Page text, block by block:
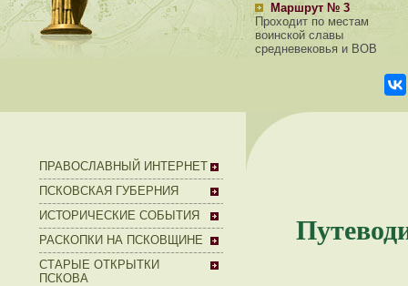
Маршрут № 3
Проходит по местам
воинской славы
средневековья и ВОВ
ПРАВОСЛАВНЫЙ ИНТЕРНЕТ
ПСКОВСКАЯ ГУБЕРНИЯ
ИСТОРИЧЕСКИЕ СОБЫТИЯ
РАСКОПКИ НА ПСКОВЩИНЕ
СТАРЫЕ ОТКРЫТКИ
ПСКОВА